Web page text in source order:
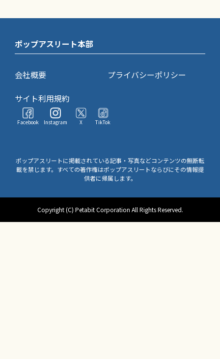
ポップアスリート本部
会社概要
プライバシーポリシー
サイト利用規約
Facebook Instagram X TikTok
ポップアスリートに掲載されている記事・写真などコンテンツの無断転
載を禁じます。すべての著作権はポップアスリートならびにその情報提
供者に帰属します。
Copyright (C) Petabit Corporation All Rights Reserved.